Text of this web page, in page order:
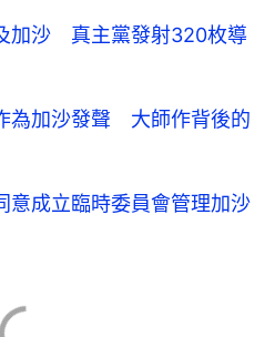
加沙 真主黨發射320枚導
為加沙發聲 大師作背後的
成立臨時委員會管理加沙